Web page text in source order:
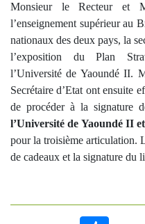
Monsieur le Recteur et
l’enseignement supérieur au
nationaux des deux pays, la
l’exposition du Plan
l’Université de Yaoundé II.
Secrétaire d’Etat ont ensuite
de procéder à la signature
l’Université de Yaoundé II
pour la troisième articulation.
de cadeaux et la signature du